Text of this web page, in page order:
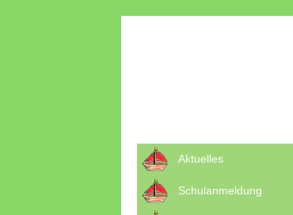
Aktuelles
Schulanmeldung